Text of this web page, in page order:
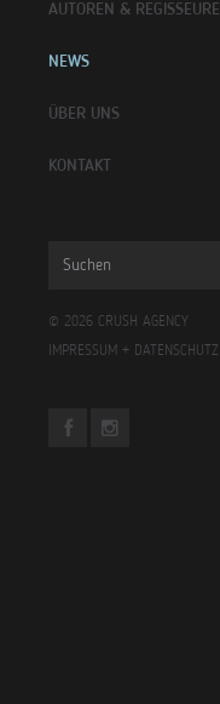
AUTOREN & REGISSEURE
NEWS
ÜBER UNS
KONTAKT
© 2026 CRUSH AGENCY
IMPRESSUM + DATENSCHUTZ